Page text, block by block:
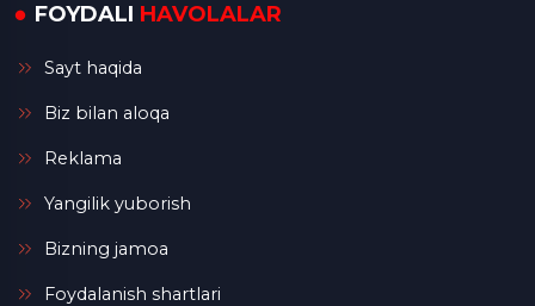
FOYDALI HAVOLALAR
Sayt haqida
Biz bilan aloqa
Reklama
Yangilik yuborish
Bizning jamoa
Foydalanish shartlari